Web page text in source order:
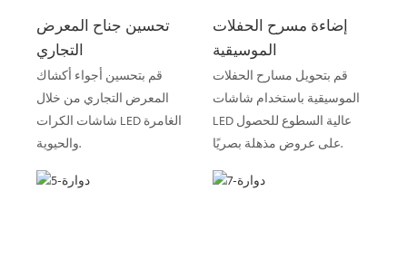
تحسين جناح المعرض
التجاري
قم بتحسين أجواء أكشاك
المعرض التجاري من خلال
شاشات الكرات LED الغامرة
والحيوية.
إضاءة مسرح الحفلات
الموسيقية
قم بتحويل مسارح الحفلات
الموسيقية باستخدام شاشات
LED عالية السطوع للحصول
على عروض مذهلة بصريًا.